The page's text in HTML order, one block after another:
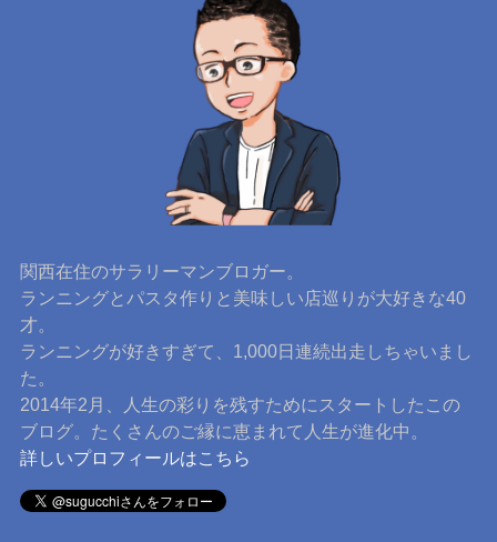
関西在住のサラリーマンブロガー。
ランニングとパスタ作りと美味しい店巡りが大好きな40
才。
ランニングが好きすぎて、1,000日連続出走しちゃいまし
た。
2014年2月、人生の彩りを残すためにスタートしたこの
ブログ。たくさんのご縁に恵まれて人生が進化中。
詳しいプロフィールはこちら